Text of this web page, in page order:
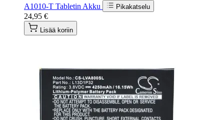
A1010-T Tabletin Akku
Pikakatselu
24,95 €
Lisää koriin